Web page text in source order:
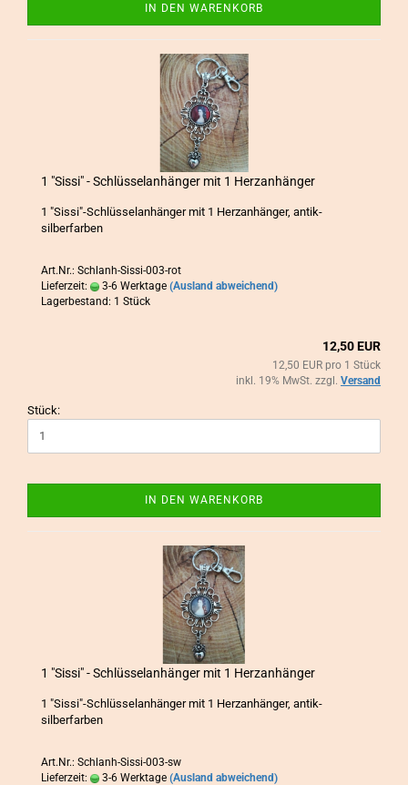
IN DEN WARENKORB
1 "Sissi" - Schlüs­sel­an­hän­ger mit 1 Herz­an­hän­ger
1 "Sissi"-​Schlüsselanhänger mit 1 Herz­an­hän­ger, antik-​
silberfarben
Art.Nr.: Schlanh-Sissi-003-rot
Lieferzeit:
3-6 Werktage (Ausland abweichend)
Lagerbestand: 1 Stück
12,50 EUR
12,50 EUR pro 1 Stück
inkl. 19% MwSt. zzgl. Versand
Stück:
IN DEN WARENKORB
1 "Sissi" - Schlüs­sel­an­hän­ger mit 1 Herz­an­hän­ger
1 "Sissi"-​Schlüsselanhänger mit 1 Herz­an­hän­ger, antik-​
silberfarben
Art.Nr.: Schlanh-Sissi-003-sw
Lieferzeit:
3-6 Werktage (Ausland abweichend)